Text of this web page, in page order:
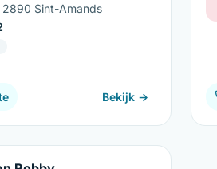
2890 Sint-Amands
Bekijk →